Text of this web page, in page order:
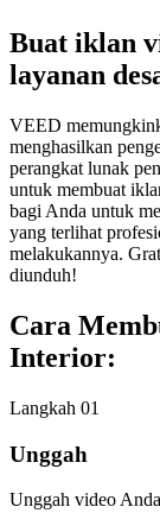
Buat iklan
layanan
VEED
menghasilkan
perangkat lunak
untuk membuat
bagi Anda untuk
yang terlihat
melakukannya.
diunduh!
Cara
Interior:
Langkah 01
Unggah
Unggah video